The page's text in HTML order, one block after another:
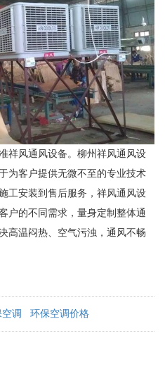
祥风通风设备。柳州祥风通风设
为客户提供无微不至的专业技术
工安装到售后服务，祥风通风设
户的不同需求，量身定制整体通
高温闷热、空气污浊，通风不畅
调 环保空调价格